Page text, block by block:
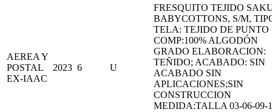
AEREA Y
POSTAL
EX-IAAC
2023 6 U
FRESQUITO TEJIDO
BABYCOTTONS, S/M,
TELA: TEJIDO DE PUNTO
COMP:100% ALGODÓN
GRADO ELABORACION:
TEÑIDO; ACABADO: SIN
ACABADO SIN
APLICACIONES;SIN
CONSTRUCCION
MEDIDA:TALLA 03-06-09-